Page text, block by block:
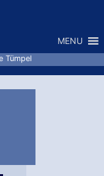
MENU
Tümpel